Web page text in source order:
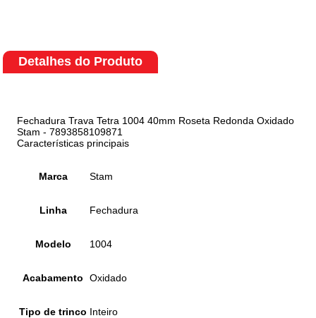
Detalhes do Produto
Fechadura Trava Tetra 1004 40mm Roseta Redonda Oxidado
Stam - 7893858109871
Características principais
Marca Stam
Linha Fechadura
Modelo 1004
Acabamento Oxidado
Tipo de trinco Inteiro